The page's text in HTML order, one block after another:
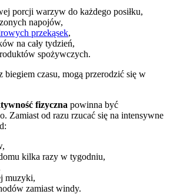
porcji warzyw do każdego posiłku,
napojów,
przekąsek,
na cały tydzień,
spożywczych.
czasu, mogą przerodzić się w
fizyczna powinna być
Zamiast od razu rzucać się na intensywne
kilka razy w tygodniu,
muzyki,
zamiast windy.